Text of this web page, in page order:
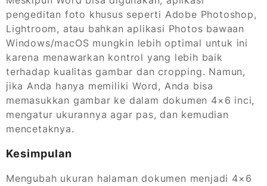
pengeditan foto khusus seperti Adobe Photoshop,
Lightroom, atau bahkan aplikasi Photos bawaan
Windows/macOS mungkin lebih optimal untuk ini
karena menawarkan kontrol yang lebih baik
terhadap kualitas gambar dan cropping. Namun,
jika Anda hanya memiliki Word, Anda bisa
memasukkan gambar ke dalam dokumen 4×6 inci,
mengatur ukurannya agar pas, dan kemudian
mencetaknya.
Kesimpulan
Mengubah ukuran halaman dokumen menjadi 4×6